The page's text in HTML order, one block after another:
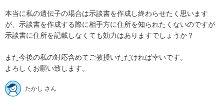
本当に私の遺伝子の場合は示談書を作成し終わらせたく思います
が、示談書を作成する際に相手方に住所を知られたくないのですが
示談書に住所を記載しなくても効力はありますでしょうか？
また今後の私の対応含めてご教授いただければ幸いです。
よろしくお願い致します。
たかし さん